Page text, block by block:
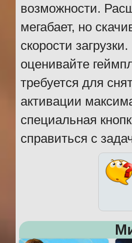
возможности.
мегабает, но
скорости
оценивайте
требуется для
активации
специальная
справиться с